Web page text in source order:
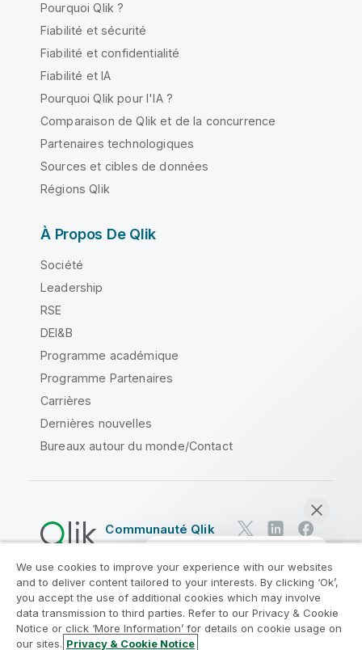
Pourquoi Qlik ?
Fiabilité et sécurité
Fiabilité et confidentialité
Fiabilité et IA
Pourquoi Qlik pour l'IA ?
Comparaison de Qlik et de la concurrence
Partenaires technologiques
Sources et cibles de données
Régions Qlik
À Propos De Qlik
Société
Leadership
RSE
DEI&B
Programme académique
Programme Partenaires
Carrières
Dernières nouvelles
Bureaux autour du monde/Contact
Communauté Qlik
Contrats juridiques
Conditions d'utilisation des produits
Legal Policies
Conditions légales
Conditions d'utilisation
Marques
We use cookies to improve your experience with our websites
and to deliver content tailored to your interests. By clicking ‘Ok’,
you accept the use of additional cookies which may involve
data transmission to third parties. Refer to our Privacy & Cookie
Notice or click ‘More Information’ for details on cookie usage on
our sites. Privacy & Cookie Notice